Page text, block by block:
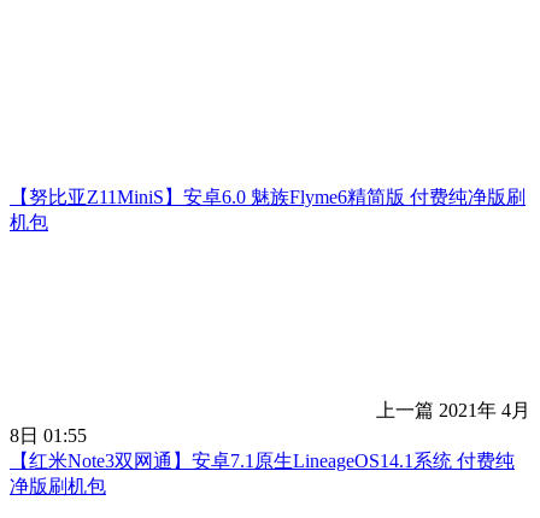
【努比亚Z11MiniS】安卓6.0 魅族Flyme6精简版 付费纯净版刷
机包
上一篇 2021年 4月
8日 01:55
【红米Note3双网通】安卓7.1原生LineageOS14.1系统 付费纯
净版刷机包